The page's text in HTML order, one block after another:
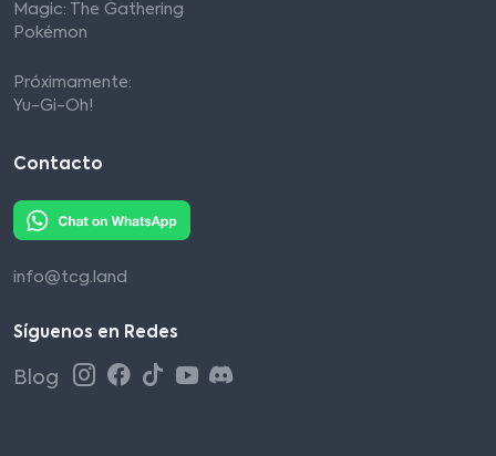
Magic: The Gathering
Pokémon
Próximamente:
Yu-Gi-Oh!
Contacto
info@tcg.land
Síguenos en Redes
Blog